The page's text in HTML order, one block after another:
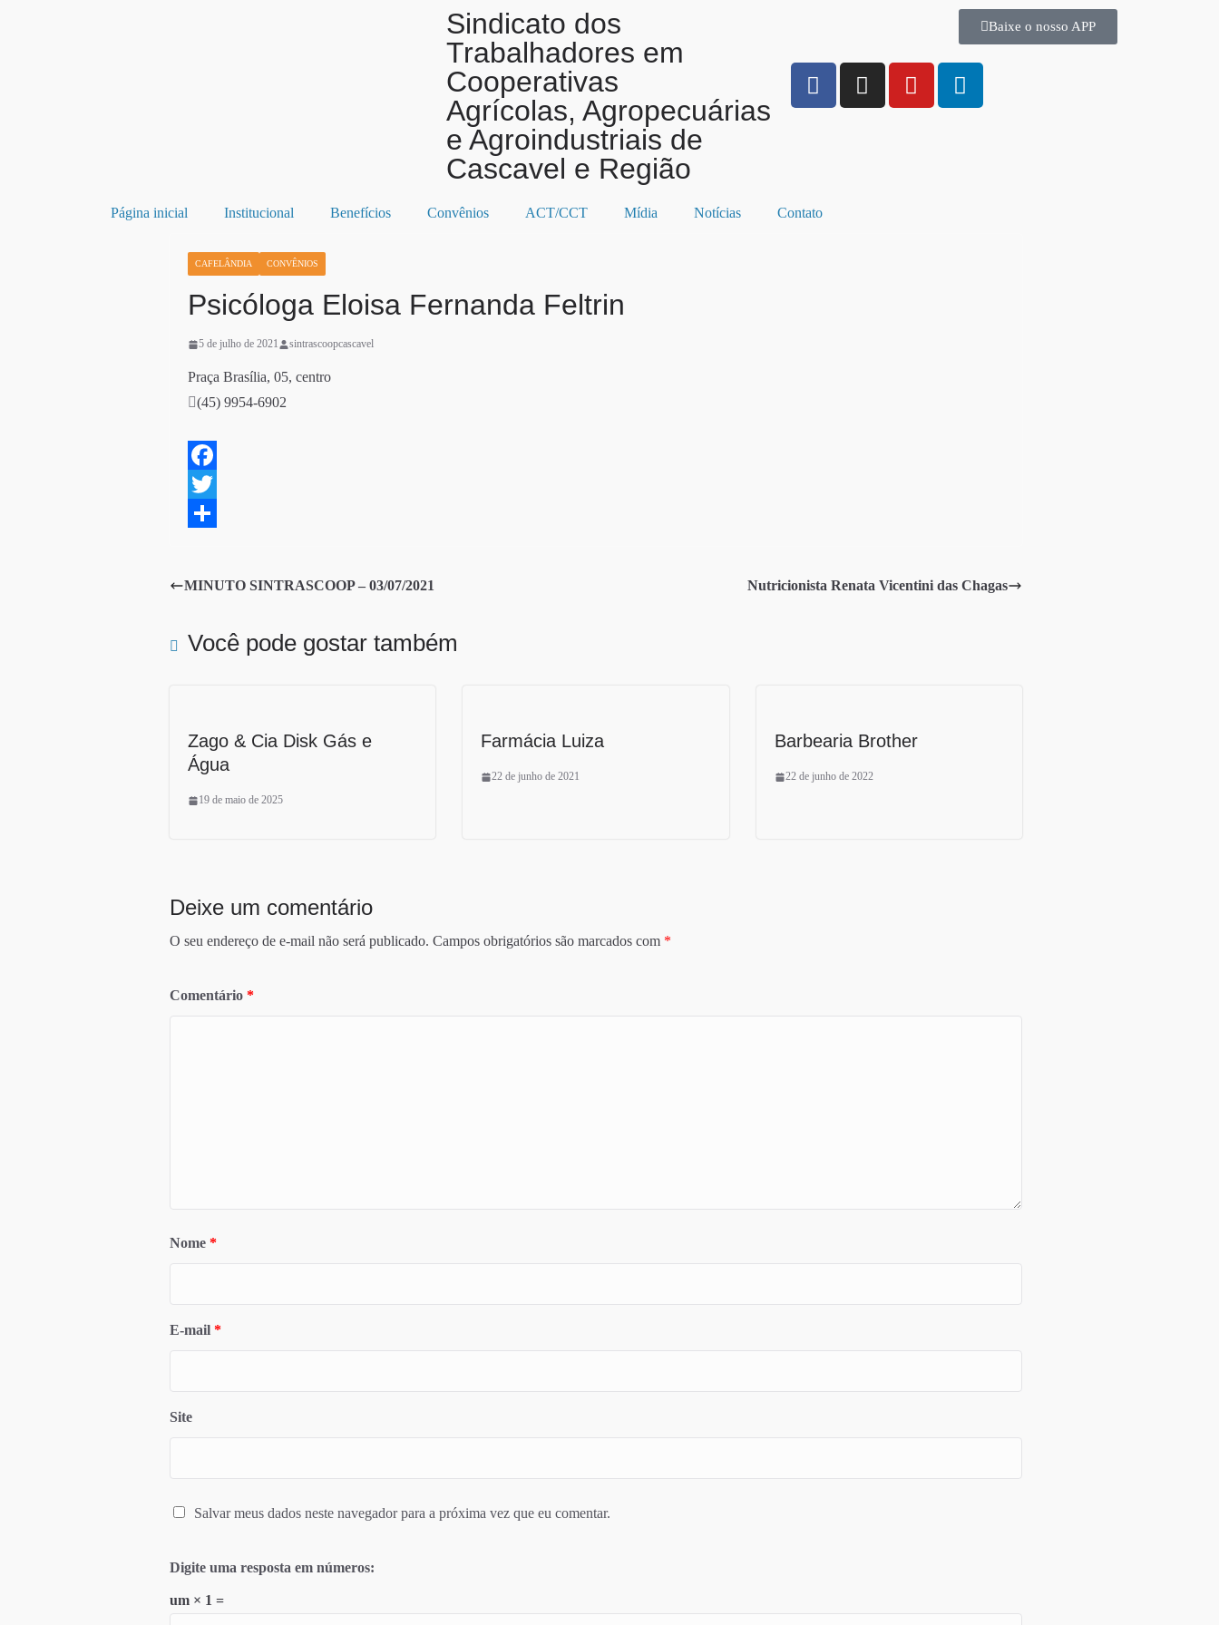
Sindicato dos
Trabalhadores em
Cooperativas
Agrícolas, Agropecuárias
e Agroindustriais de
Cascavel e Região
Baixe o nosso APP
Página inicial Institucional Benefícios Convênios ACT/CCT Mídia Notícias Contato
CAFELÂNDIA CONVÊNIOS
Psicóloga Eloisa Fernanda Feltrin
5 de julho de 2021 sintrascoopcascavel
Praça Brasília, 05, centro
(45) 9954-6902
F
T
MINUTO SINTRASCOOP – 03/07/2021 Nutricionista Renata Vicentini das Chagas
Você pode gostar também
Zago & Cia Disk Gás e
Água
19 de maio de 2025
Farmácia Luiza
22 de junho de 2021
Barbearia Brother
22 de junho de 2022
Deixe um comentário
O seu endereço de e-mail não será publicado. Campos obrigatórios são marcados com *
Comentário *
Nome *
E-mail *
Site
Salvar meus dados neste navegador para a próxima vez que eu comentar.
Digite uma resposta em números:
um × 1 =